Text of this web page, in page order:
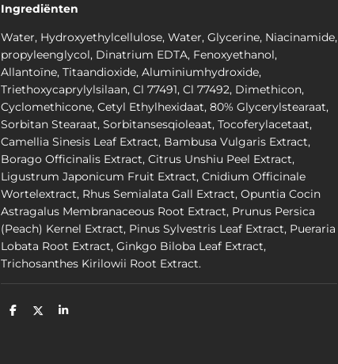
Ingrediënten
Water, Hydroxyethylcellulose, Water, Glycerine, Niacinamide,
propyleenglycol, Dinatrium EDTA, Fenoxyethanol,
Allantoïne, Titaandioxide, Aluminiumhydroxide,
Triethoxycaprylylsilaan, Cl 77491, Cl 77492, Dimethicon,
Cyclomethicone, Cetyl Ethylhexidaat, 80% Glycerylstearaat,
Sorbitan Stearaat, Sorbitansesqioleaat, Tocoferylacetaat,
Camellia Sinesis Leaf Extract, Bambusa Vulgaris Extract,
Borago Officinalis Extract, Citrus Unshiu Peel Extract,
Ligustrum Japonicum Fruit Extract, Cnidium Officinale
Wortelextract, Rhus Semialata Gall Extract, Opuntia Cocin
Astragalus Membranaceous Root Extract, Prunus Persica
(Peach) Kernel Extract, Pinus Sylvestris Leaf Extract, Pueraria
Lobata Root Extract, Ginkgo Biloba Leaf Extract,
Trichosanthes Kirilowii Root Extract.
D
D
S